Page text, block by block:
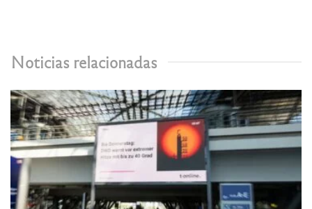
Noticias relacionadas